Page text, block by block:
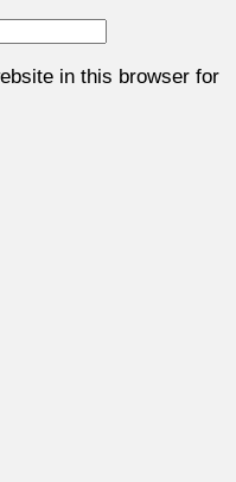
in this browser for